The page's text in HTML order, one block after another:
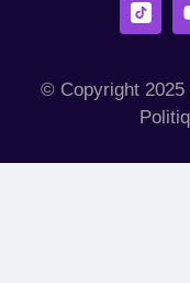
© Copyright 2025